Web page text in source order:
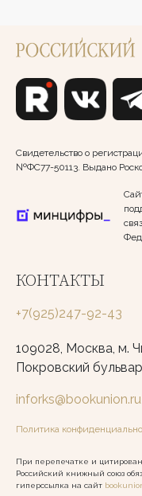
Свидетельство о
№ФС77-50113. Выдано
КОНТАКТЫ
+7(925)247-92-43
109028, Москва, м.
Покровский
inforks@bookunion.ru
Политика
При перепечатке и
Российский книжный союз
гиперссылка на сайт